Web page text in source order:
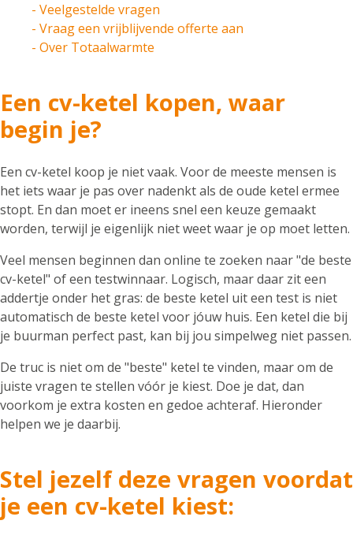
- Veelgestelde vragen
- Vraag een vrijblijvende offerte aan
- Over Totaalwarmte
Een cv-ketel kopen, waar
begin je?
Een cv-ketel koop je niet vaak. Voor de meeste mensen is
het iets waar je pas over nadenkt als de oude ketel ermee
stopt. En dan moet er ineens snel een keuze gemaakt
worden, terwijl je eigenlijk niet weet waar je op moet letten.
Veel mensen beginnen dan online te zoeken naar "de beste
cv-ketel" of een testwinnaar. Logisch, maar daar zit een
addertje onder het gras: de beste ketel uit een test is niet
automatisch de beste ketel voor jóuw huis. Een ketel die bij
je buurman perfect past, kan bij jou simpelweg niet passen.
De truc is niet om de "beste" ketel te vinden, maar om de
juiste vragen te stellen vóór je kiest. Doe je dat, dan
voorkom je extra kosten en gedoe achteraf. Hieronder
helpen we je daarbij.
Stel jezelf deze vragen voordat
je een cv-ketel kiest: